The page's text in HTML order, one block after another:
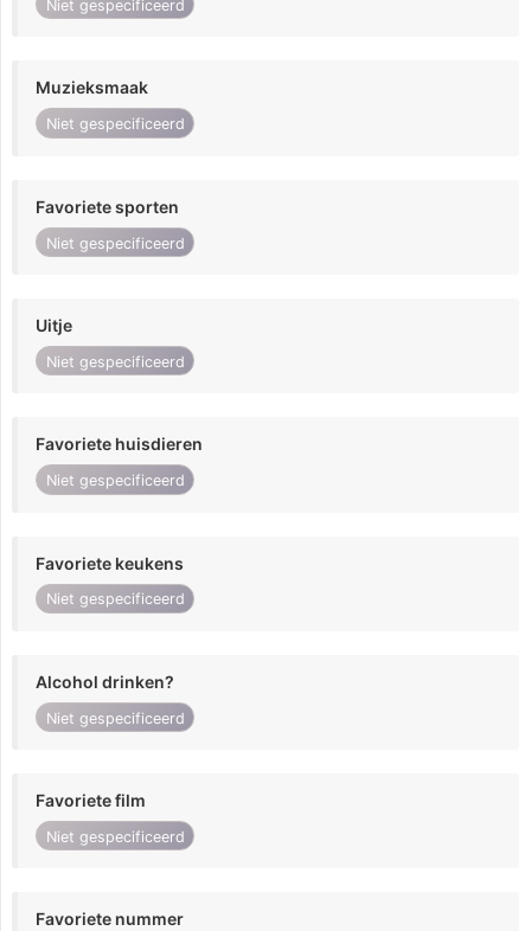
Niet gespecificeerd
Muzieksmaak
Niet gespecificeerd
Favoriete sporten
Niet gespecificeerd
Uitje
Niet gespecificeerd
Favoriete huisdieren
Niet gespecificeerd
Favoriete keukens
Niet gespecificeerd
Alcohol drinken?
Niet gespecificeerd
Favoriete film
Niet gespecificeerd
Favoriete nummer